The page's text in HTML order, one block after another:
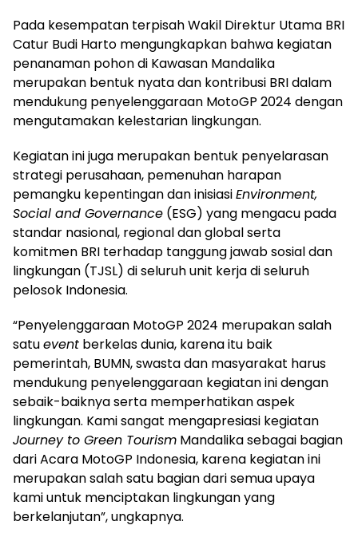
Pada kesempatan terpisah Wakil Direktur Utama BRI
Catur Budi Harto mengungkapkan bahwa kegiatan
penanaman pohon di Kawasan Mandalika
merupakan bentuk nyata dan kontribusi BRI dalam
mendukung penyelenggaraan MotoGP 2024 dengan
mengutamakan kelestarian lingkungan.
Kegiatan ini juga merupakan bentuk penyelarasan
strategi perusahaan, pemenuhan harapan
pemangku kepentingan dan inisiasiEnvironment,
Social and Governance (ESG) yang mengacu pada
standar nasional, regional dan global serta
komitmen BRI terhadap tanggung jawab sosial dan
lingkungan (TJSL) di seluruh unit kerja di seluruh
pelosok Indonesia.
“Penyelenggaraan MotoGP 2024 merupakan salah
satuevent berkelas dunia, karena itu baik
pemerintah, BUMN, swasta dan masyarakat harus
mendukung penyelenggaraan kegiatan ini dengan
sebaik-baiknya serta memperhatikan aspek
lingkungan. Kami sangat mengapresiasi kegiatan
Journey to Green Tourism Mandalika sebagai bagian
dari Acara MotoGP Indonesia, karena kegiatan ini
merupakan salah satu bagian dari semua upaya
kami untuk menciptakan lingkungan yang
berkelanjutan”, ungkapnya.